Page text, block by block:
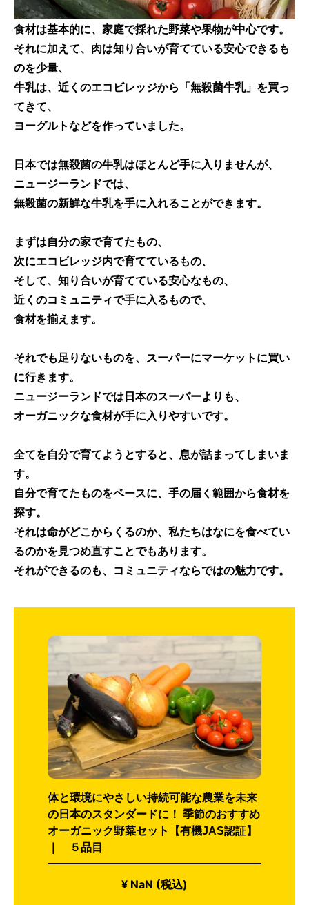
食材は基本的に、 家庭で採れた野菜や果物が中心です。
それに加えて、 肉は知り合いが育てている安心できるも
のを少量、
牛乳は、近くのエコビレッジから 「無殺菌牛乳」 を買っ
てきて、
ヨーグルトなどを作っていました。
日本では無殺菌の牛乳はほとんど手に入りませんが、
ニュージーランドでは、
無殺菌の新鮮な牛乳を手に入れることができます。
まずは自分の家で育てたもの、
次にエコビレッジ内で育てているもの、
そして、知り合いが育てている安心なもの、
近くのコミュニティで手に入るもので、
食材を揃えます。
それでも足りないものを、スーパーにマーケットに買い
に行きます。
ニュージーランドでは日本のスーパーよりも、
オーガニックな食材が手に入りやすいです。
全てを自分で育てようとすると、息が詰まってしまいま
す。
自分で育てたものをベースに、手の届く範囲から食材を
探す。
それは命がどこからくるのか、私たちはなにを食べてい
るのかを見つめ直すことでもあります。
それができるのも、コミュニティならではの魅力です。
体と環境にやさしい持続可能な農業を未来
の日本のスタンダードに！ 季節のおすすめ
オーガニック野菜セット【有機JAS認証】
｜ ５品目
¥ NaN (税込)